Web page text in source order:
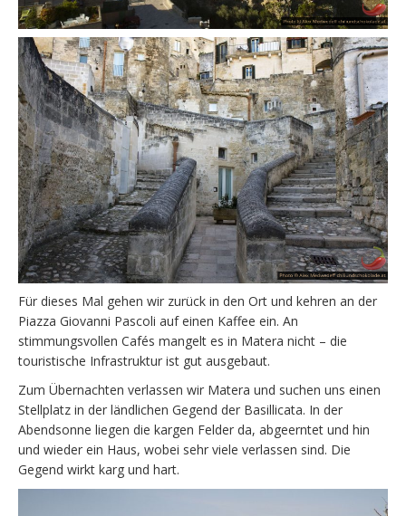
Für dieses Mal gehen wir zurück in den Ort und kehren an der
Piazza Giovanni Pascoli auf einen Kaffee ein. An
stimmungsvollen Cafés mangelt es in Matera nicht – die
touristische Infrastruktur ist gut ausgebaut.
Zum Übernachten verlassen wir Matera und suchen uns einen
Stellplatz in der ländlichen Gegend der Basillicata. In der
Abendsonne liegen die kargen Felder da, abgeerntet und hin
und wieder ein Haus, wobei sehr viele verlassen sind. Die
Gegend wirkt karg und hart.